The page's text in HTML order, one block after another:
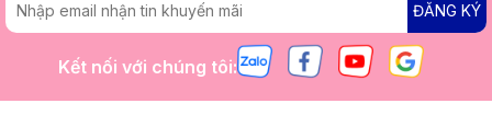
ĐĂNG KÝ
Kết nối với chúng tôi: